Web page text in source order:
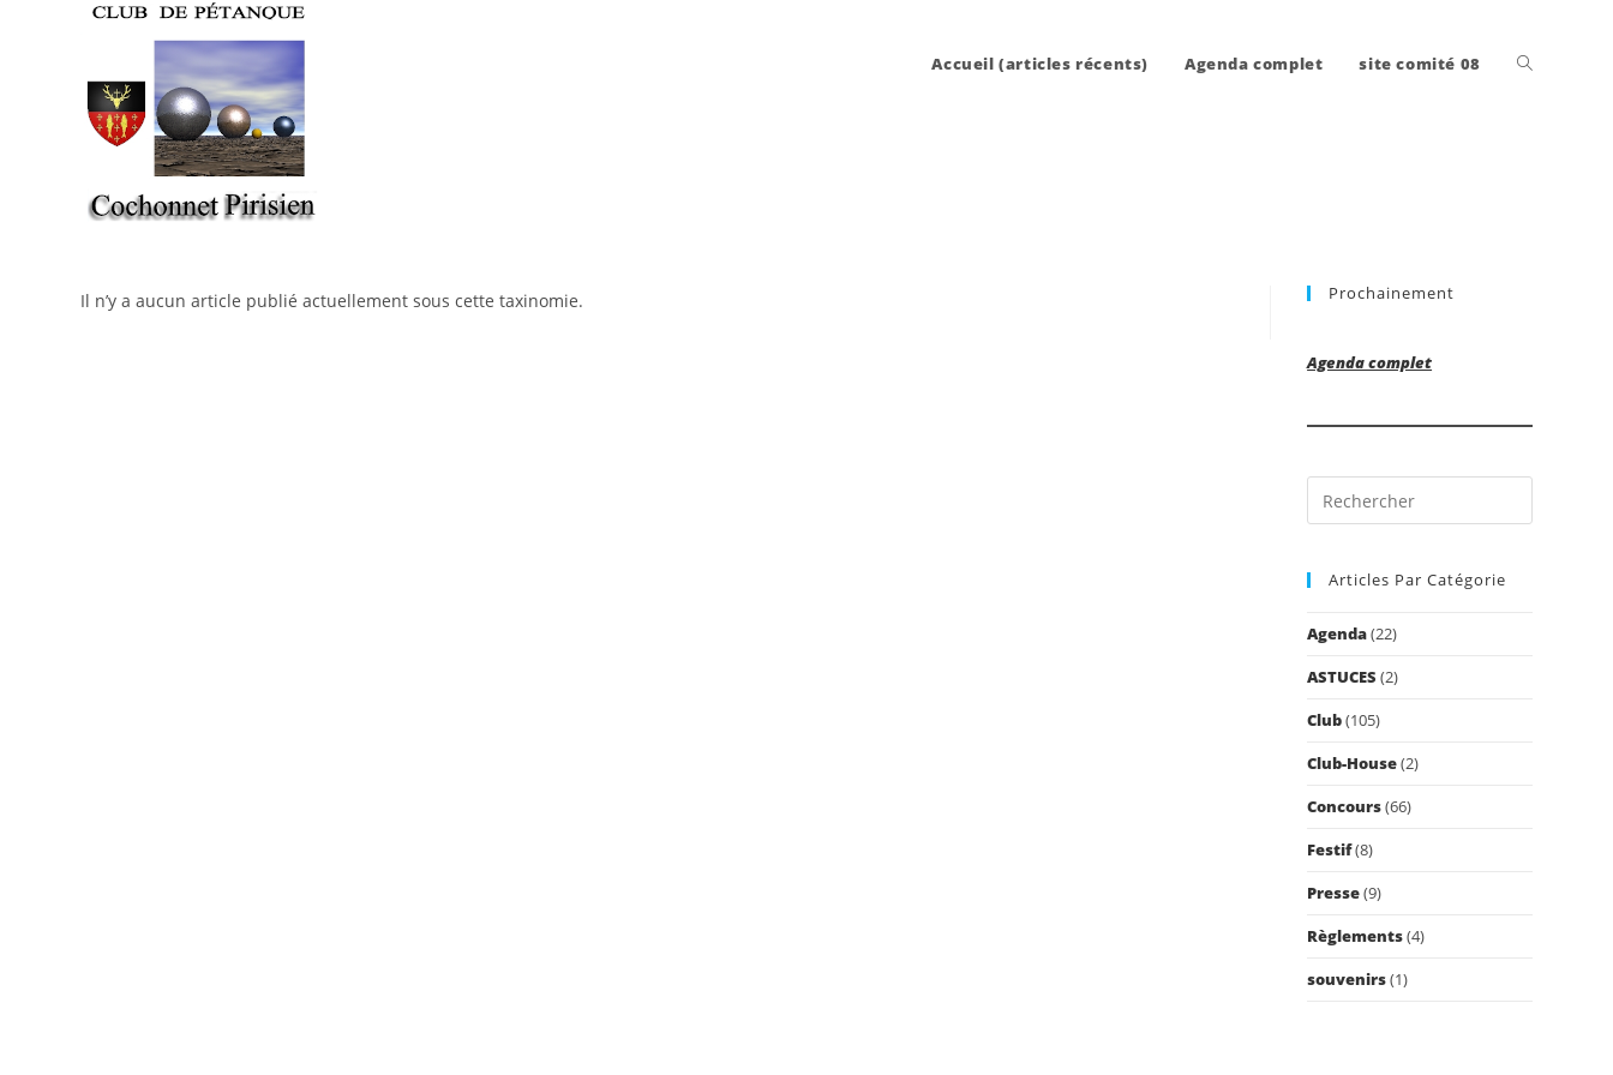
Accueil (articles récents) Agenda complet site comité 08 Toggle
Il n’y a aucun article publié actuellement sous cette taxinomie. Prochainement
Agenda complet
Escape
Articles Par Catégorie
Agenda(22)
ASTUCES (2)
Club(105)
Club-House(2)
Concours(66)
Festif(8)
Presse(9)
Règlements(4)
souvenirs(1)